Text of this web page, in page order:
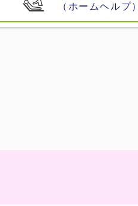
（ホームヘルプ）